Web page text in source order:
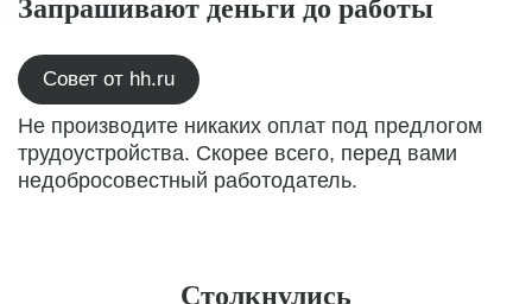
Запрашивают деньги до работы
Совет от hh.ru
Не производите никаких оплат под предлогом
трудоустройства. Скорее всего, перед вами
недобросовестный работодатель.
Столкнулись